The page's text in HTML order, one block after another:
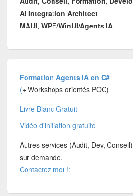
AI Integration Architect
MAUI, WPF/WinUI/Agents IA
Formation Agents IA en C#
(+ Workshops orientés POC)
Livre Blanc Gratuit
Vidéo d'initiation gratuite
Autres services (Audit, Dev, Conseil)
sur demande.
Contactez moi !: